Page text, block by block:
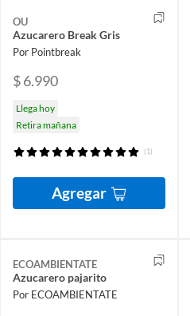
OU
Azucarero Break Gris
Por Pointbreak
$ 6.990
Llega hoy
Retira mañana
(1)
Agregar
ECOAMBIENTATE
Azucarero pajarito
Por ECOAMBIENTATE